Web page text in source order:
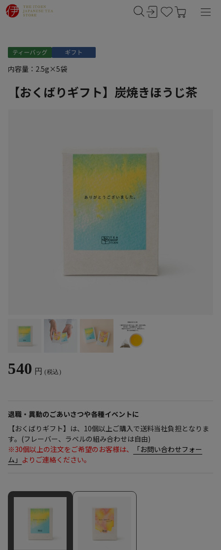
内容量：2.5g×5袋
【おくばりギフト】炭焼きほうじ茶
退職・異動のごあいさつや各種イベントに
【おくばりギフト】は、10個以上ご購入で送料当社負担となりま
す。(フレーバー、ラベルの組み合わせは自由)
※30個以上の注文をご希望のお客様は、
「お問い合わせフォー
ム」 よりご連絡ください。
540 円 (税込)